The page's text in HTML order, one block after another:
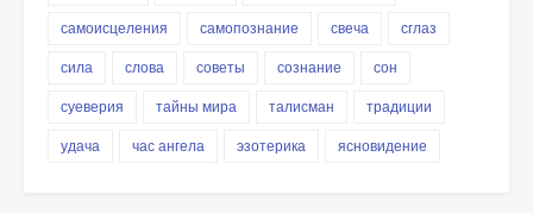
самоисцеления
самопознание свеча
сглаз
сила
слова советы сознание
сон
суеверия
тайны мира талисман
традиции
удача
час ангела эзотерика ясновидение